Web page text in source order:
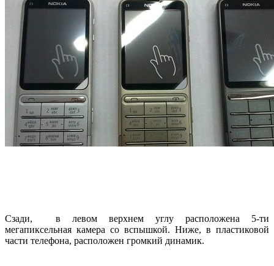
Сзади, в левом верхнем углу расположена 5-ти
мегапиксельная камера со вспышкой. Ниже, в пластиковой
части телефона, расположен громкий динамик.